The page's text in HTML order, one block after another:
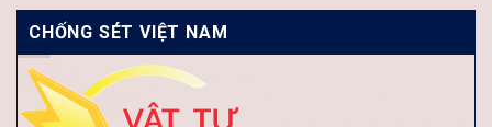
CHỐNG SÉT VIỆT NAM